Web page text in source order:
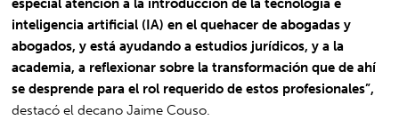
inteligencia artificial (IA) en el quehacer de abogadas y
abogados, y está ayudando a estudios jurídicos, y a la
academia, a reflexionar sobre la transformación que de ahí
se desprende para el rol requerido de estos profesionales”,
destacó el decano Jaime Couso.